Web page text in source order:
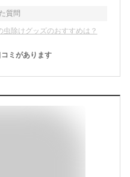
質問
虫除けグッズのおすすめは？
ミがあります